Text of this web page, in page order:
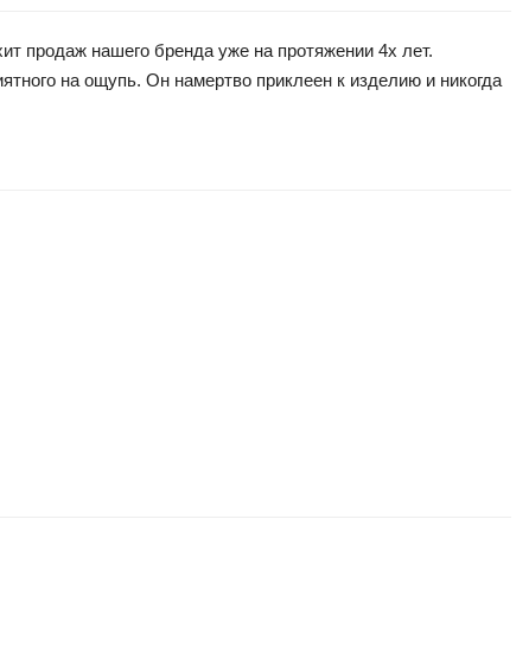
продаж нашего бренда уже на протяжении 4х лет.
на ощупь. Он намертво приклеен к изделию и никогда